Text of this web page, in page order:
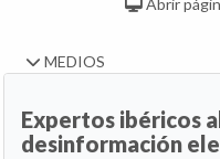
Abrir
MEDIOS
Expertos ibéricos
desinformación